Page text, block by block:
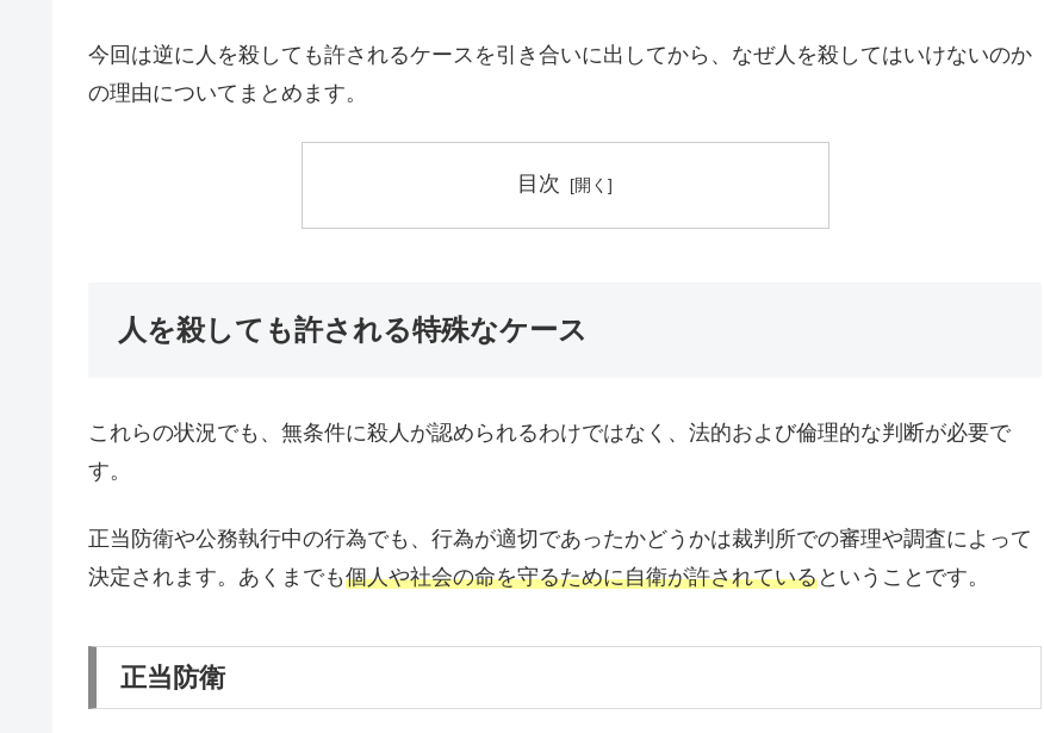
今回は逆に人を殺しても許されるケースを引き合いに出してから、なぜ人を殺してはいけないのか
の理由についてまとめます。
目次
人を殺しても許される特殊なケース
これらの状況でも、無条件に殺人が認められるわけではなく、法的および倫理的な判断が必要で
す。
正当防衛や公務執行中の行為でも、行為が適切であったかどうかは裁判所での審理や調査によって
決定されます。あくまでも個人や社会の命を守るために自衛が許されているということです。
正当防衛